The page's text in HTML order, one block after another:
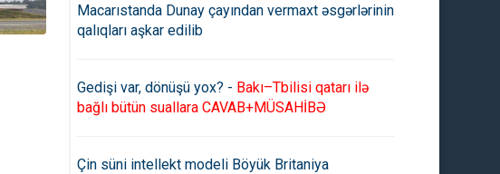
Ukraynaya qaz tədarük etməyə
hazırdır -Ceyhun Bayramov
geri çağırıldı
Macarıstanda Dunay çayından vermaxt əsgərlərinin
qalıqları aşkar edilib
Gedişi var, dönüşü yox? - Bakı–Tbilisi qatarı ilə
bağlı bütün suallara CAVAB+MÜSAHİBƏ
Çin süni intellekt modeli Böyük Britaniya